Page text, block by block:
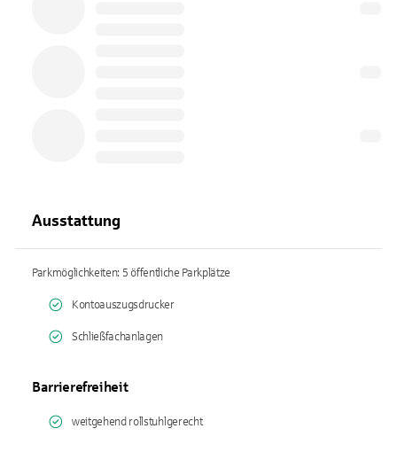
Ausstattung
Parkmöglichkeiten: 5 öffentliche Parkplätze
Kontoauszugsdrucker
Schließfachanlagen
Barrierefreiheit
weitgehend rollstuhlgerecht